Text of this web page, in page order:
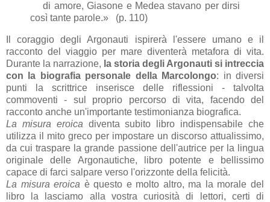
di amore, Giasone e Medea stavano per dirsi
così tante parole.» (p. 110)
Il coraggio degli Argonauti ispirerà l'essere umano e il
racconto del viaggio per mare diventerà metafora di vita.
Durante la narrazione, la storia degli Argonauti si intreccia
con la biografia personale della Marcolongo: in diversi
punti la scrittrice inserisce delle riflessioni - talvolta
commoventi - sul proprio percorso di vita, facendo del
racconto anche un'importante testimonianza biografica.
La misura eroica diventa subito libro indispensabile che
utilizza il mito greco per impostare un discorso attualissimo,
da cui traspare la grande passione dell'autrice per la lingua
originale delle Argonautiche, libro potente e bellissimo
capace di farci salpare verso l'orizzonte della felicità.
La misura eroica è questo e molto altro, ma la morale del
libro la lasciamo alla vostra curiosità di lettori, certi di